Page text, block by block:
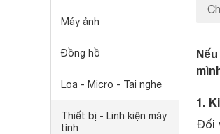
Máy ảnh
Đồng hồ
Loa - Micro - Tai nghe
Thiết bị - Linh kiện máy
tính
1.
Đối